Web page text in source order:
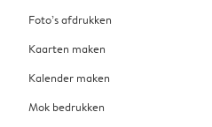
Foto’s afdrukken
Kaarten maken
Kalender maken
Mok bedrukken